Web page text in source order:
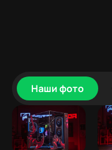
Наши фото